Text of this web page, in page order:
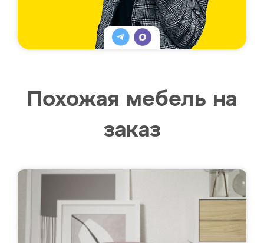
Похожая мебель на
заказ